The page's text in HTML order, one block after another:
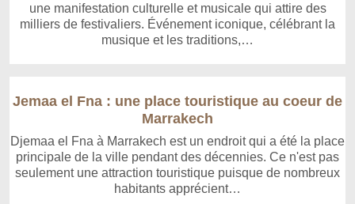
une manifestation culturelle et musicale qui attire des
milliers de festivaliers. Événement iconique, célébrant la
musique et les traditions,…
Jemaa el Fna : une place touristique au coeur de
Marrakech
Djemaa el Fna à Marrakech est un endroit qui a été la place
principale de la ville pendant des décennies. Ce n'est pas
seulement une attraction touristique puisque de nombreux
habitants apprécient…